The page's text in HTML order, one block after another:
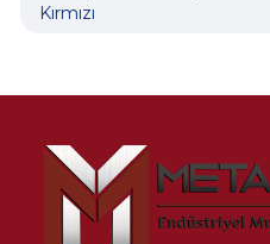
Kırmızı